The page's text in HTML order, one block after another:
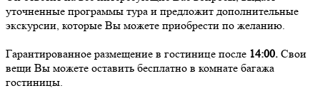
уточненные программы тура и предложит дополнительные
экскурсии, которые Вы можете приобрести по желанию.
Гарантированное размещение в гостинице после 14:00. Свои
вещи Вы можете оставить бесплатно в комнате багажа
гостиницы.